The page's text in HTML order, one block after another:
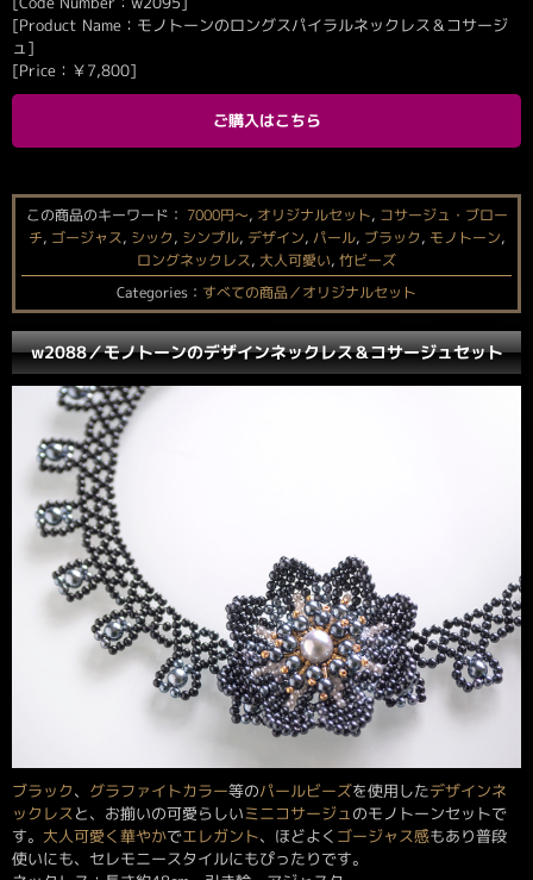
[Product Name：モノトーンのロングスパイラルネックレス＆コサージ
ュ]
[Price： ￥7,800]
ご購入はこちら
この商品のキーワード： 7000円〜, オリジナルセット, コサージュ・ブロー
チ, ゴージャス, シック, シンプル, デザイン, パール, ブラック, モノトーン,
ロングネックレス, 大人可愛い, 竹ビーズ
Categories： すべての商品／オリジナルセット
w2088／モノトーンのデザインネックレス＆コサージュセット
ブラック、 グラファイトカラー等のパールビーズを使用したデザインネ
ックレス と、お揃いの可愛らしいミニコサージュ のモノトーンセットで
す。 大人可愛く華やかでエレガント、ほどよく ゴージャス感もあり普段
使いにも、セレモニースタイルにもぴったりです。